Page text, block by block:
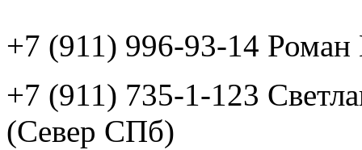
+7 (911) 996-93-14
+7 (911) 735-1-123
(Север СПб)